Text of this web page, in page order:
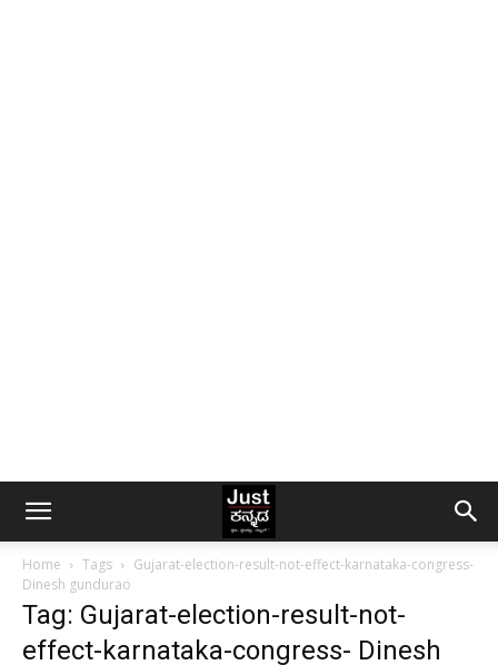
Home Tags
Gujarat-election-result-not-effect-karnataka-congress-
Dinesh gundurao
Tag: Gujarat-election-result-not-
effect-karnataka-congress- Dinesh